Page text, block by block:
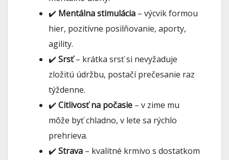
✔️ Mentálna stimulácia – výcvik formou
hier, pozitívne posilňovanie, aporty,
agility.
✔️ Srsť– krátka srsť si nevyžaduje
zložitú údržbu, postačí prečesanie raz
týždenne.
✔️ Citlivosť na počasie – v zime mu
môže byť chladno, v lete sa rýchlo
prehrieva.
✔️ Strava – kvalitné krmivo s dostatkom